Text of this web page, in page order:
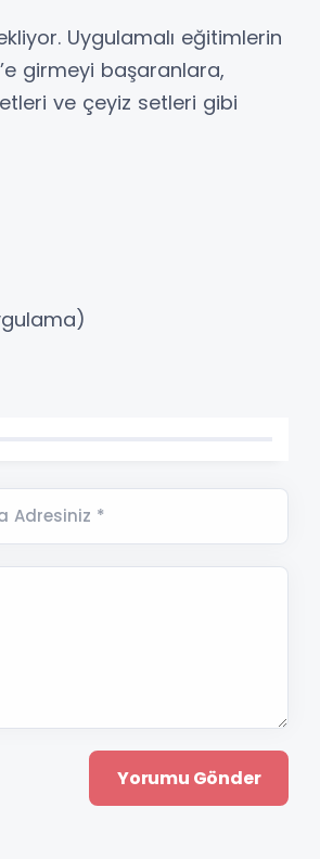
Uygulamalı eğitimlerin
girmeyi başaranlara,
ve çeyiz setleri gibi
Adresiniz *